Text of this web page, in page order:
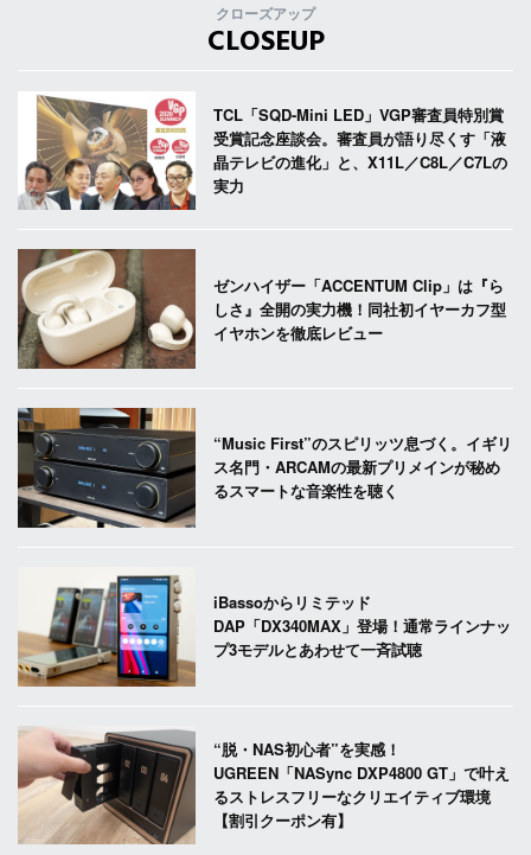
クローズアップ
CLOSEUP
TCL「SQD-Mini LED」VGP審査員特別賞
受賞記念座談会。審査員が語り尽くす「液
晶テレビの進化」と、X11L／C8L／C7Lの
実力
ゼンハイザー「ACCENTUM Clip」は『ら
しさ』全開の実力機！同社初イヤーカフ型
イヤホンを徹底レビュー
“Music First”のスピリッツ息づく。イギリ
ス名門・ARCAMの最新プリメインが秘め
るスマートな音楽性を聴く
iBassoからリミテッド
DAP「DX340MAX」登場！通常ラインナッ
プ3モデルとあわせて一斉試聴
“脱・NAS初心者”を実感！
UGREEN「NASync DXP4800 GT」で叶え
るストレスフリーなクリエイティブ環境
【割引クーポン有】